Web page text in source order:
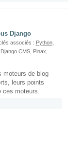
Django
associés : Python,
Django CMS, Pinax
moteurs de blog
leurs points
moteurs.